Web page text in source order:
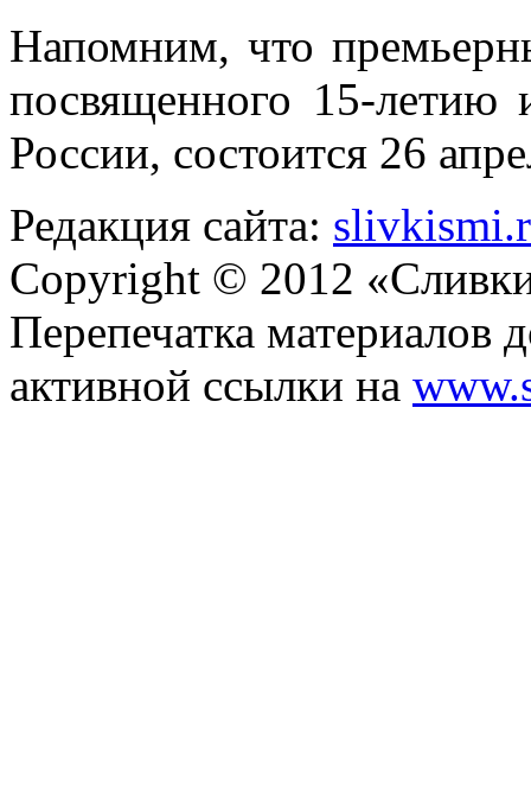
Напомним, что
посвященного 15-летию
России, состоится 26
Редакция сайта:
Copyright © 2012
Перепечатка материалов
активной ссылки на